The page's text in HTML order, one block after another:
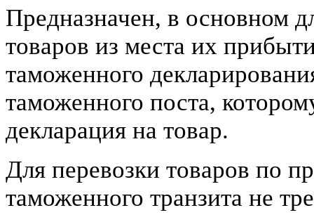
Предназначен, в основном
товаров из места их
таможенного
таможенного поста,
декларация на товар.
Для перевозки товаров по
таможенного транзита не